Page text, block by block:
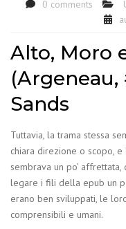
0 comments
Alto, Moro
(Argeneau,
Sands
Tuttavia, la trama stessa
chiara direzione o scopo,
sembrava un po’
legare i fili della epub un
erano ben sviluppati, le
comprensibili e umani.